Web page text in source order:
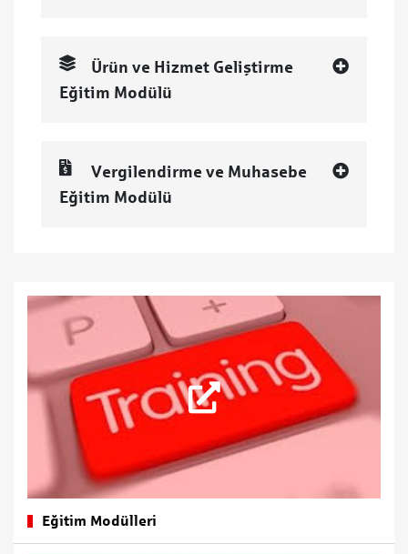
Ürün ve Hizmet Geliştirme
Eğitim Modülü
Vergilendirme ve Muhasebe
Eğitim Modülü
Eğitim Modülleri